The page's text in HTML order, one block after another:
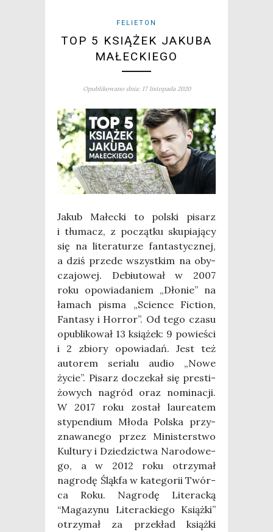
FELIETON
TOP 5 KSIĄŻEK JAKUBA
MAŁECKIEGO
Opublikowano dnia: 17 listopada 2020
Jakub Małec­ki to pol­ski pisarz
i tłu­macz, z począt­ku sku­pia­ją­cy
się na lite­ra­tu­rze fan­ta­stycz­nej,
a dziś przede wszyst­kim na oby­
cza­jo­wej. Debiu­to­wał w 2007
roku opo­wia­da­niem „Dło­nie” na
łamach pisma „Scien­ce Fic­tion,
Fan­ta­sy i Hor­ror”. Od tego cza­su
opu­bli­ko­wał 13 ksią­żek: 9 powie­ści
i 2 zbio­ry opo­wia­dań. Jest też
auto­rem seria­lu audio „Nowe
życie”. Pisarz docze­kał się pre­sti­
żo­wych nagród oraz nomi­na­cji.
W 2017 roku został lau­re­atem
sty­pen­dium Mło­da Pol­ska przy­
zna­wa­ne­go przez Mini­ster­stwo
Kul­tu­ry i Dzie­dzic­twa Naro­do­we­
go, a w 2012 roku otrzy­mał
nagro­dę Śląk­fa w kate­go­rii Twór­
ca Roku. Nagro­dę Lite­rac­ką
“Maga­zy­nu Lite­rac­kie­go Książ­ki”
otrzy­mał za prze­kład książ­ki